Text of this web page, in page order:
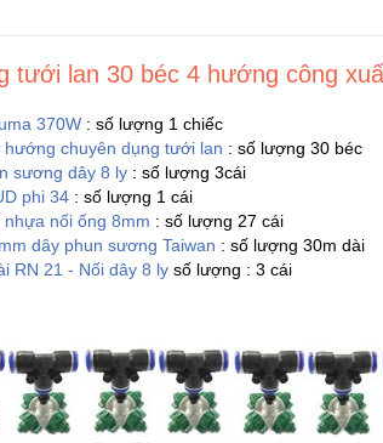
tưới lan 30 béc 4 hướng công
370W : số lượng 1 chiếc
hướng chuyên dụng tưới lan : số lượng 30 béc
sương dây 8 ly : số lượng 3cái
phi 34 : số lượng 1 cái
nối ống 8mm : số lượng 27 cái
dây phun sương Taiwan : số lượng 30m dài
RN 21 - Nối dây 8 ly số lượng : 3 cái